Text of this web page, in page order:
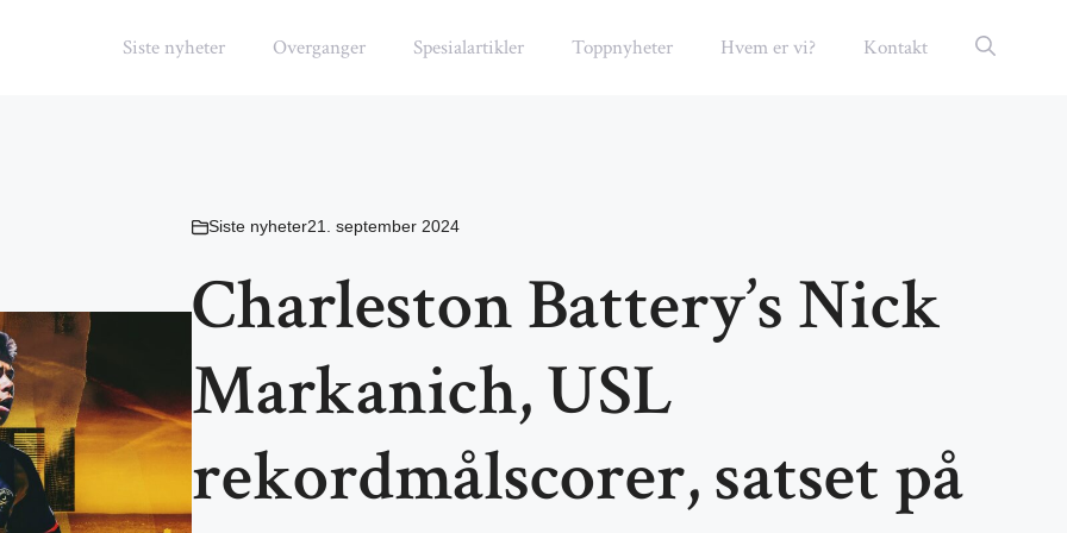
Siste nyheter Overganger Spesialartikler Toppnyheter Hvem er vi? Kontakt
Siste nyheter21. september 2024
Charleston Battery’s Nick
Markanich, USL
rekordmålscorer, satset på